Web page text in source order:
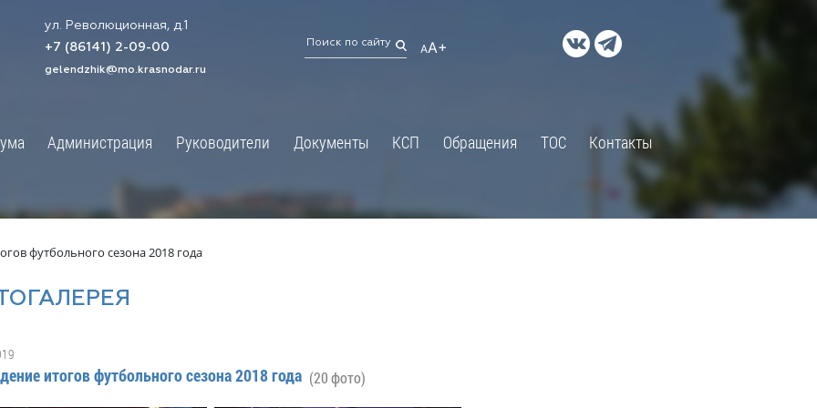
ул. Революционная, д.1
+7 (86141) 2-09-00
gelendzhik@mo.krasnodar.ru
АA+
Администрация Руководители Документы КСП Обращения ТОС Контакты
×
информация
организации
График приёмов граждан
депутатами
Сведения о доходах, расходах, об
ДОКУМЕНТЫ
Правовые акты и их экспертиза
Экспертиза действующих
нормативных правовых актов
Оценка применения
футбольного сезона 2018 года
итогов футбольного сезона 2018 года (20 фото)